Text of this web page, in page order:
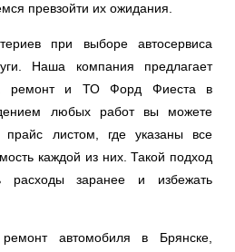
превзойти их ожидания.
при выборе автосервиса
Наша компания предлагает
ремонт и ТО Форд Фиеста в
любых работ вы можете
листом, где указаны все
каждой из них. Такой подход
расходы заранее и избежать
автомобиля в Брянске,